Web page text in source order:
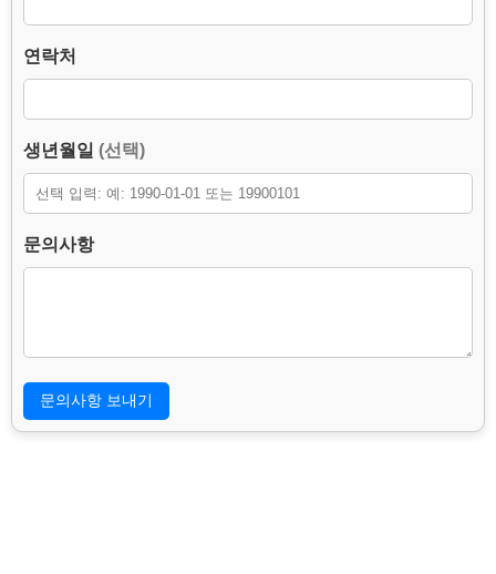
– 선택항목 : 생년월일.
– 자동 수집 항목 : 접속 IP 주소, 프록시/전달 IP 정보, 브라우저 및
도메인.
– 수집방법 : 웹사이트에 고객이 직접 입력 및 문의 접수 시 자동 수
3. 개인정보의 처리 및 보유기간.
본 홈페이지는 개인정보 수집 및 이용목적이 달성된 후에는 해당
정보를 지체 없이 파기합니다.
지, 접수 일시, 접속 도메인.
– 보존 근거 : 소비자의 불만 또는 분쟁처리에 관한 기록 및 허위 문
의·개인정보 도용 방지를 위한 사실관계 확인.
연락처
생년월일 (선택)
문의사항